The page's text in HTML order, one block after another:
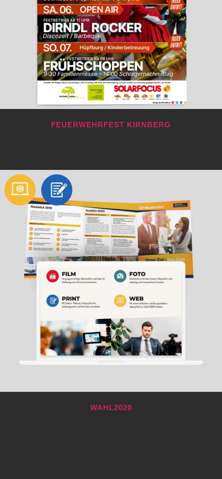
FEUERWEHRFEST KIRNBERG
WAHL2020